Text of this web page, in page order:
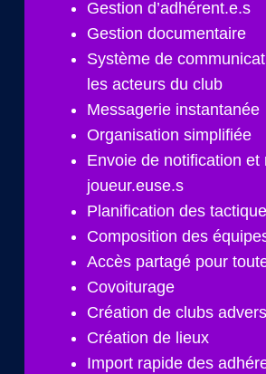
Gestion d’adhérent.e.s
Gestion documentaire
Système de
les acteurs du club
Messagerie instantanée
Organisation simplifiée
Envoie de notification et
joueur.euse.s
Planification des
Composition des
Accès partagé pour
Covoiturage
Création de clubs
Création de lieux
Import rapide des